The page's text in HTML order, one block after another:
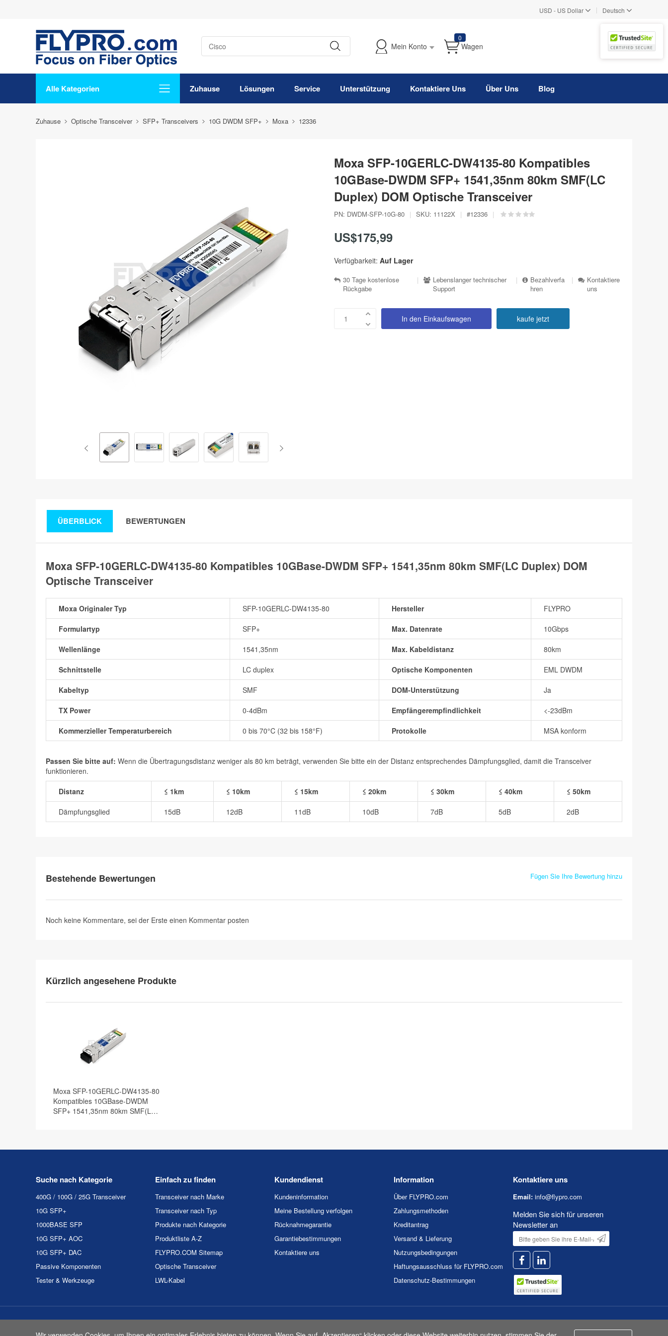
USD - US Dollar | Deutsch
Mein Konto
0
Wagen
Alle Kategorien Zuhause Lösungen Service Unterstützung Kontaktiere Uns Über Uns Blog
Zuhause Optische Transceiver SFP+ Transceivers 10G DWDM SFP+ Moxa 12336
Moxa SFP-10GERLC-DW4135-80 Kompatibles
10GBase-DWDM SFP+ 1541,35nm 80km SMF(LC
Duplex) DOM Optische Transceiver
PN: DWDM-SFP-10G-80 | SKU: 11122X | #12336 |
US$175,99
Verfügbarkeit: Auf Lager
30 Tage kostenlose
Rückgabe
|
Lebenslanger technischer
Support
|
Bezahlverfa
hren
|
Kontaktiere
uns
In den Einkaufswagen kaufe jetzt
ÜBERBLICK BEWERTUNGEN
Moxa SFP-10GERLC-DW4135-80 Kompatibles 10GBase-DWDM SFP+ 1541,35nm 80km SMF(LC Duplex) DOM
Optische Transceiver
Moxa Originaler Typ SFP-10GERLC-DW4135-80 Hersteller FLYPRO
Formulartyp SFP+ Max. Datenrate 10Gbps
Wellenlänge 1541,35nm Max. Kabeldistanz 80km
Schnittstelle LC duplex Optische Komponenten EML DWDM
Kabeltyp SMF DOM-Unterstützung Ja
TX Power 0-4dBm Empfängerempfindlichkeit <-23dBm
Kommerzieller Temperaturbereich 0 bis 70°C (32 bis 158°F) Protokolle MSA konform
Passen Sie bitte auf: Wenn die Übertragungsdistanz weniger als 80 km beträgt, verwenden Sie bitte ein der Distanz entsprechendes Dämpfungsglied, damit die Transceiver
funktionieren.
Distanz ≤ 1km ≤ 10km ≤ 15km ≤ 20km ≤ 30km ≤ 40km ≤ 50km
Dämpfungsglied 15dB 12dB 11dB 10dB 7dB 5dB 2dB
Bestehende Bewertungen Fügen Sie Ihre Bewertung hinzu
Noch keine Kommentare, sei der Erste einen Kommentar posten
Kürzlich angesehene Produkte
Moxa SFP-10GERLC-DW4135-80
Kompatibles 10GBase-DWDM
SFP+ 1541,35nm 80km SMF(LC
Suche nach Kategorie
400G / 100G / 25G Transceiver
10G SFP+
1000BASE SFP
10G SFP+ AOC
10G SFP+ DAC
Passive Komponenten
Tester & Werkzeuge
Einfach zu finden
Transceiver nach Marke
Transceiver nach Typ
Produkte nach Kategorie
Produktliste A-Z
FLYPRO.COM Sitemap
Optische Transceiver
LWL-Kabel
Kundendienst
Kundeninformation
Meine Bestellung verfolgen
Rücknahmegarantie
Garantiebestimmungen
Kontaktiere uns
Information
Über FLYPRO.com
Zahlungsmethoden
Kreditantrag
Versand & Lieferung
Nutzungsbedingungen
Haftungsausschluss für FLYPRO.com
Datenschutz-Bestimmungen
Kontaktiere uns
Email: info@flypro.com
Melden Sie sich für unseren
Newsletter an